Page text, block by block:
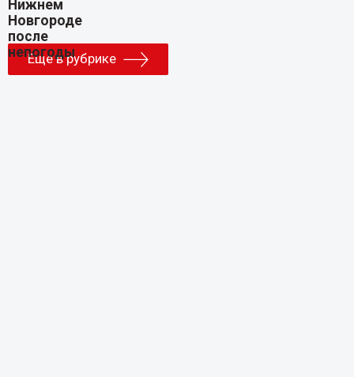
Еще в рубрике